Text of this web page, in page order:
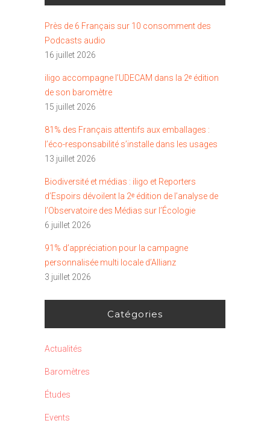
Près de 6 Français sur 10 consomment des
Podcasts audio
16 juillet 2026
iligo accompagne l’UDECAM dans la 2ᵉ édition
de son baromètre
15 juillet 2026
81% des Français attentifs aux emballages :
l’éco-responsabilité s’installe dans les usages
13 juillet 2026
Biodiversité et médias : iligo et Reporters
d’Espoirs dévoilent la 2ᵉ édition de l’analyse de
l’Observatoire des Médias sur l’Écologie
6 juillet 2026
91% d’appréciation pour la campagne
personnalisée multi locale d’Allianz
3 juillet 2026
Catégories
Actualités
Baromètres
Études
Events